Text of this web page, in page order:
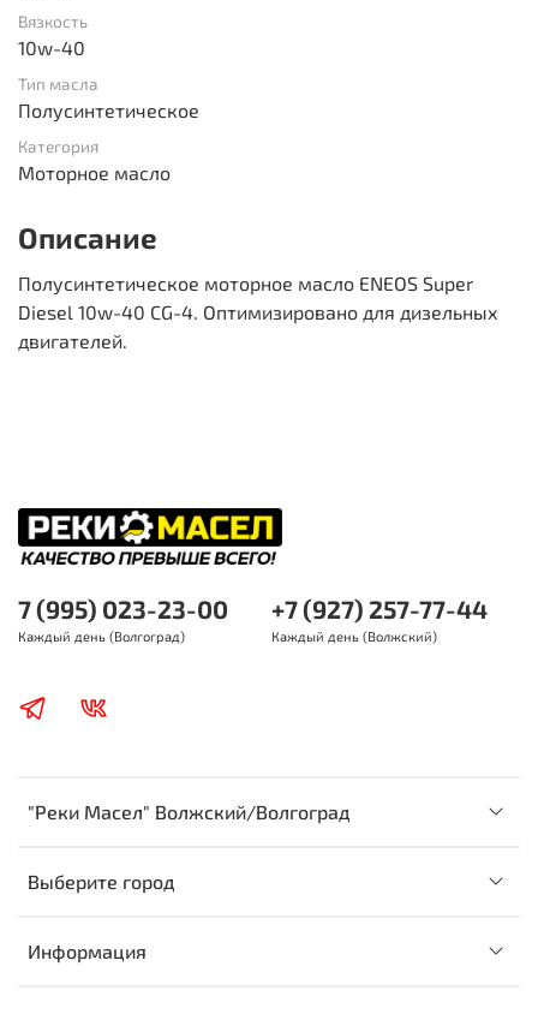
Вязкость
10w-40
Тип масла
Полусинтетическое
Категория
Моторное масло
Описание
Полусинтетическое моторное масло ENEOS Super
Diesel 10w-40 CG-4. Оптимизировано для дизельных
двигателей.
"Реки Масел" Волжский/Волгоград
Выберите город
Информация
7 (995) 023-23-00
Каждый день (Волгоград)
+7 (927) 257-77-44
Каждый день (Волжский)